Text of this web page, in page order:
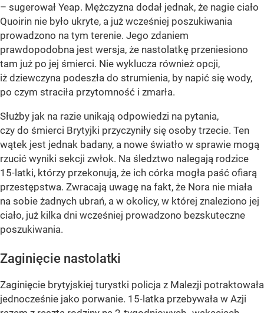
– sugerował Yeap. Mężczyzna dodał jednak, że nagie ciało
Quoirin nie było ukryte, a już wcześniej poszukiwania
prowadzono na tym terenie. Jego zdaniem
prawdopodobna jest wersja, że nastolatkę przeniesiono
tam już po jej śmierci. Nie wyklucza również opcji,
iż dziewczyna podeszła do strumienia, by napić się wody,
po czym straciła przytomność i zmarła.
Służby jak na razie unikają odpowiedzi na pytania,
czy do śmierci Brytyjki przyczyniły się osoby trzecie. Ten
wątek jest jednak badany, a nowe światło w sprawie mogą
rzucić wyniki sekcji zwłok. Na śledztwo nalegają rodzice
15-latki, którzy przekonują, że ich córka mogła paść ofiarą
przestępstwa. Zwracają uwagę na fakt, że Nora nie miała
na sobie żadnych ubrań, a w okolicy, w której znaleziono jej
ciało, już kilka dni wcześniej prowadzono bezskuteczne
poszukiwania.
Zaginięcie nastolatki
Zaginięcie brytyjskiej turystki policja z Malezji potraktowała
jednocześnie jako porwanie. 15-latka przebywała w Azji